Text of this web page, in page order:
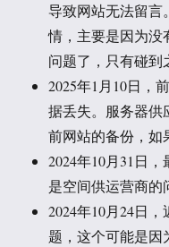
导致网站无法留言
情，主要是因为没
问题了，只有碰到
2025年1月10日，
据丢失。服务器供
前网站的备份，如
2024年10月31日
是空间供运营商的
2024年10月24日
题，这个可能是因